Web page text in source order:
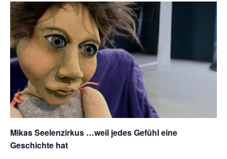
Mikas Seelenzirkus …weil jedes Gefühl eine
Geschichte hat